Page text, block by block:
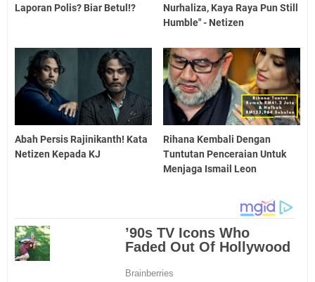
Laporan Polis? Biar Betul!?
Nurhaliza, Kaya Raya Pun Still
Humble" - Netizen
Abah Persis Rajinikanth! Kata
Netizen Kepada KJ
Rihana Kembali Dengan
Tuntutan Penceraian Untuk
Menjaga Ismail Leon